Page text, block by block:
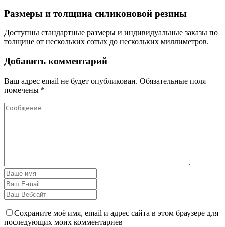
Размеры и толщина силиконовой резины
Доступны стандартные размеры и индивидуальные заказы по
толщине от нескольких сотых до нескольких миллиметров.
Добавить комментарий
Ваш адрес email не будет опубликован. Обязательные поля
помечены *
Сохраните моё имя, email и адрес сайта в этом браузере для
последующих моих комментариев